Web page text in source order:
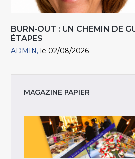
BURN-OUT : UN CHEMIN DE
ÉTAPES
ADMIN le 02/08/2026
MAGAZINE PAPIER